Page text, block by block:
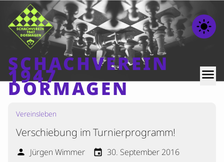
light_mode
SCHACHVEREIN
1947
DORMAGEN
menu
Home
Beiträge
Mannschaften
Vereinsleben
Verschiebung im Turnierprogramm!
person Jürgen Wimmer event 30. September 2016